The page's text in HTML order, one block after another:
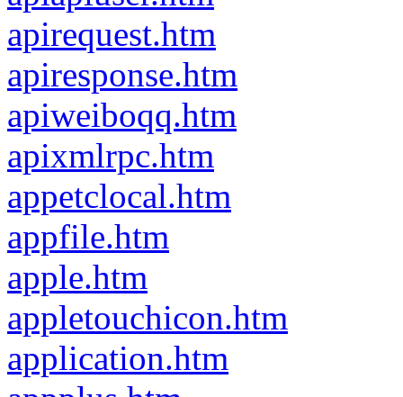
apirequest.htm
apiresponse.htm
apiweiboqq.htm
apixmlrpc.htm
appetclocal.htm
appfile.htm
apple.htm
appletouchicon.htm
application.htm